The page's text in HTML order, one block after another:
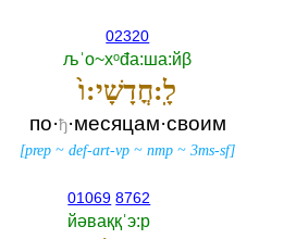
02320
љˈо~хᵒđа:ша:йβ
לָֽ:חֳדָשָׁי:ו֙
по·ђ·месяцам·своим
[prep ~def-art-vp ~nmp ~3ms-sf]
01069 8762
йәваққˈэ:р